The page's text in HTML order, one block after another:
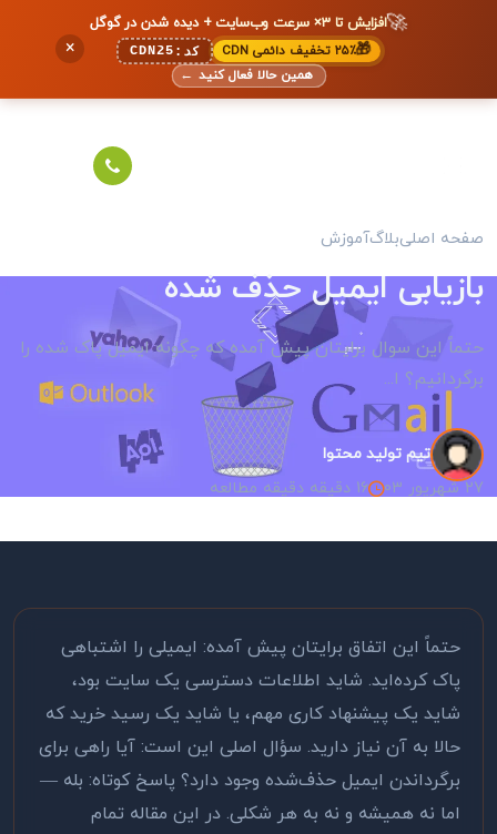
🚀افزایش تا ۳× سرعت وب‌سایت + دیده شدن در گوگل
🎁۲۵٪ تخفیف دائمی CDN کد: CDN25
همین حالا فعال کنید ←
×
صفحه اصلیبلاگآموزش
بازیابی ایمیل حذف شده
حتماً این سوال برایتان پیش آمده که چگونه ایمیل پاک شده را
برگردانیم؟ ا...
تیم تولید محتوا
27 شهریور 03 16 دقیقه دقیقه مطالعه
حتماً این اتفاق برایتان پیش آمده: ایمیلی را اشتباهی
پاک کرده‌اید. شاید اطلاعات دسترسی یک سایت بود،
شاید یک پیشنهاد کاری مهم، یا شاید یک رسید خرید که
حالا به آن نیاز دارید. سؤال اصلی این است: آیا راهی برای
برگرداندن ایمیل حذف‌شده وجود دارد؟ پاسخ کوتاه: بله —
اما نه همیشه و نه به هر شکلی. در این مقاله تمام